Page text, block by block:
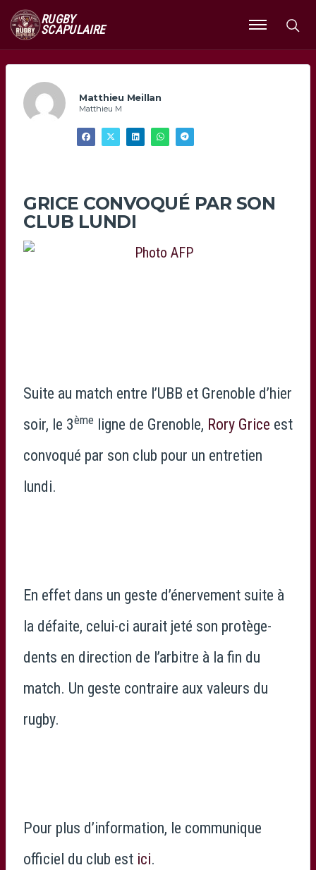
RUGBY
SCAPULAIRE
Ouvrir
le
Matthieu Meillan
Matthieu M
GRICE CONVOQUÉ PAR SON
CLUB LUNDI
Suite au match entre l’UBB et Grenoble d’hier
soir, le 3ème ligne de Grenoble, Rory Grice est
convoqué par son club pour un entretien
lundi.
En effet dans un geste d’énervement suite à
la défaite, celui-ci aurait jeté son protège-
dents en direction de l’arbitre à la fin du
match. Un geste contraire aux valeurs du
rugby.
Pour plus d’information, le communique
officiel du club est ici.